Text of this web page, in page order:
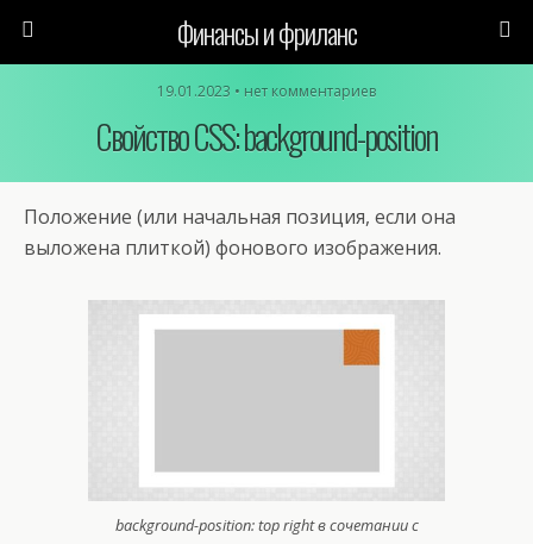
Финансы и фриланс
19.01.2023 • нет комментариев
Свойство CSS: background-position
Положение (или начальная позиция, если она
выложена плиткой) фонового изображения.
background-position: top right в сочетании с